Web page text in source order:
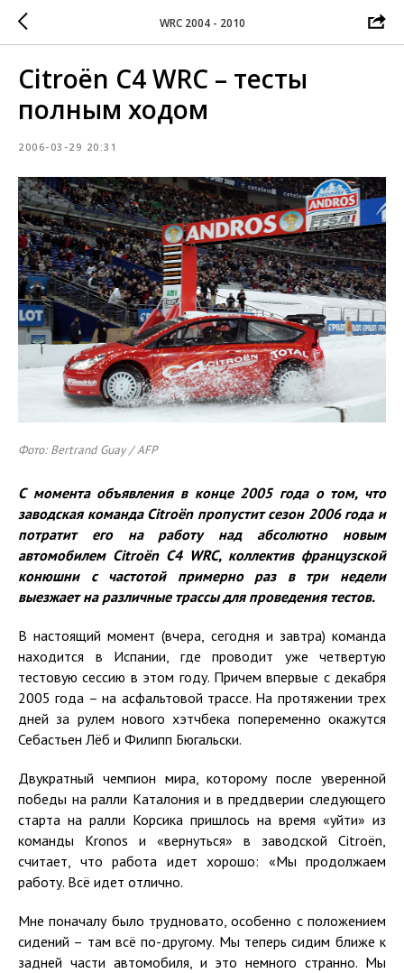
WRC 2004 - 2010
Citroën C4 WRC – тесты
полным ходом
2006-03-29 20:31
Фото: Bertrand Guay / AFP
С момента объявления в конце 2005 года о том, что
заводская команда Citroën пропустит сезон 2006 года и
потратит его на работу над абсолютно новым
автомобилем Citroën C4 WRC, коллектив французской
конюшни с частотой примерно раз в три недели
выезжает на различные трассы для проведения тестов.
В настоящий момент (вчера, сегодня и завтра) команда
находится в Испании, где проводит уже четвертую
тестовую сессию в этом году. Причем впервые с декабря
2005 года – на асфальтовой трассе. На протяжении трех
дней за рулем нового хэтчбека попеременно окажутся
Себастьен Лёб и Филипп Бюгальски.
Двукратный чемпион мира, которому после уверенной
победы на ралли Каталония и в преддверии следующего
старта на ралли Корсика пришлось на время «уйти» из
команды Kronos и «вернуться» в заводской Citroën,
считает, что работа идет хорошо: «Мы продолжаем
работу. Всё идет отлично.
Мне поначалу было трудновато, особенно с положением
сидений – там всё по-другому. Мы теперь сидим ближе к
задней части автомобиля, и это немного странно. Мы